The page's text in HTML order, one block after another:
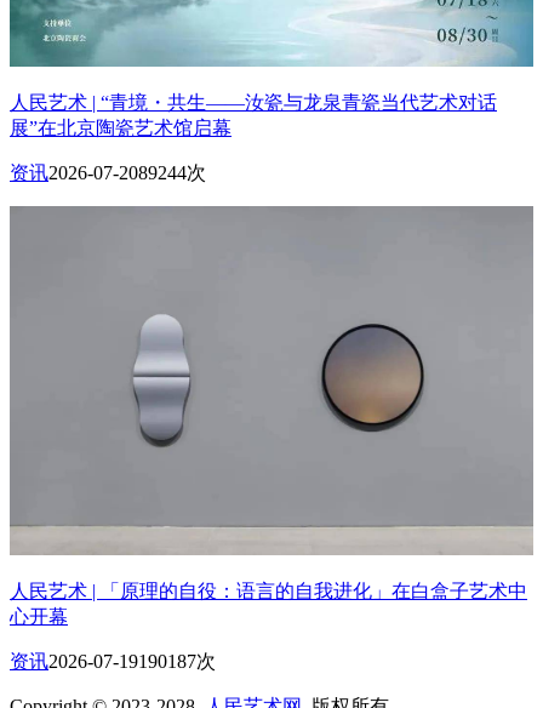
人民艺术 | “青境・共生——汝瓷与龙泉青瓷当代艺术对话
展”在北京陶瓷艺术馆启幕
资讯2026-07-2089244次
人民艺术 | 「原理的自役：语言的自我进化」在白盒子艺术中
心开幕
资讯2026-07-19190187次